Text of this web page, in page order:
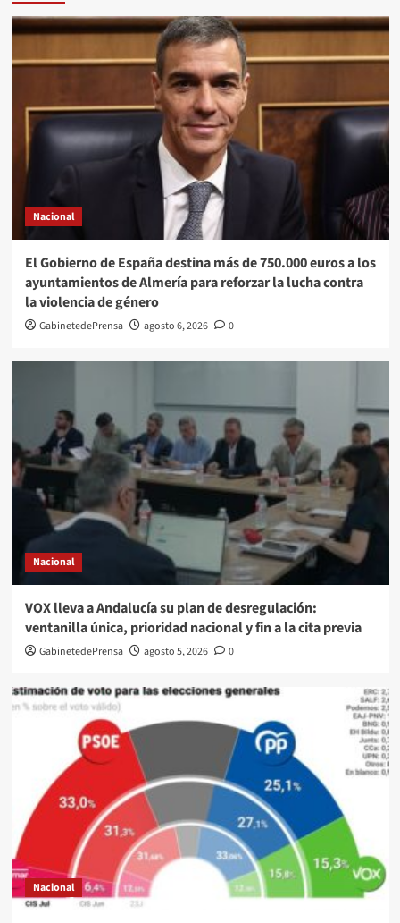
Nacional
El Gobierno de España destina más de 750.000 euros a los
ayuntamientos de Almería para reforzar la lucha contra
la violencia de género
GabinetedePrensa agosto 6, 2026 0
Nacional
VOX lleva a Andalucía su plan de desregulación:
ventanilla única, prioridad nacional y fin a la cita previa
GabinetedePrensa agosto 5, 2026 0
Nacional